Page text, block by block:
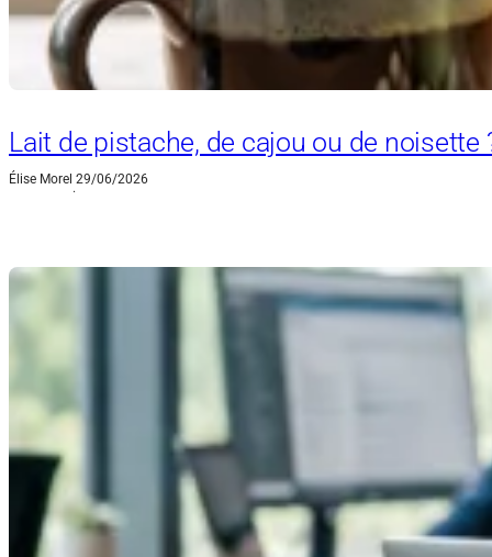
Lait de pistache, de cajou ou de
Élise Morel
·
29/06/2026